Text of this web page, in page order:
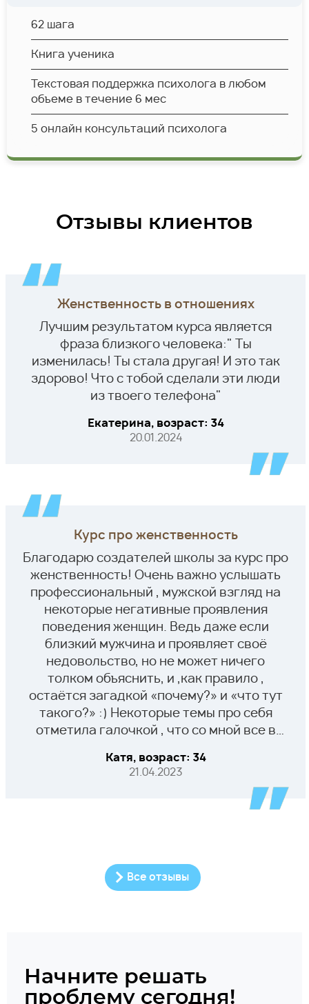
62 шага
Книга ученика
Текстовая поддержка психолога в любом
объеме в течение 6 мес
5 онлайн консультаций психолога
Отзывы клиентов
Женственность в отношениях
Лучшим результатом курса является
фраза близкого человека:" Ты
изменилась! Ты стала другая! И это так
здорово! Что с тобой сделали эти люди
из твоего телефона"
Екатерина, возраст: 34
20.01.2024
Курс про женственность
Благодарю создателей школы за курс про
женственность! Очень важно услышать
профессиональный , мужской взгляд на
некоторые негативные проявления
поведения женщин. Ведь даже если
близкий мужчина и проявляет своё
недовольство, но не может ничего
толком объяснить, и ,как правило ,
остаётся загадкой «почему?» и «что тут
такого?» :) Некоторые темы про себя
отметила галочкой , что со мной все в
сомневаться в них не стоит) Женский
услышать, это даже в какой-то степени
Катя, возраст: 34
21.04.2023
Все отзывы
Начните решать
проблему сегодня!